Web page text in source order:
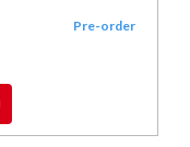
Pre-order